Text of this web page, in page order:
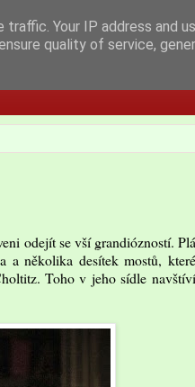
odejít se vší grandiózností.
a několika desítek mostů,
Toho v jeho sídle
Your IP address and
quality of service,